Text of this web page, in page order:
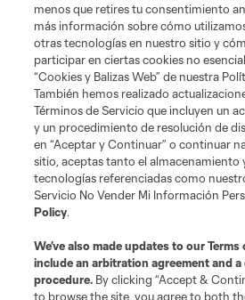
Terminos de servicio
Politica de privacidad
Do Not Sell or Share My Personal Information
©2026 MLS. The Major League Soccer and
registered trademarks of Major League Soccer,
and logos of MLS teams are registered and/
MLS or are used with the permission of their
is forbidden.
menos que retires tu consentimiento
más información sobre cómo
otras tecnologías en nuestro sitio y
participar en ciertas cookies no
“Cookies y Balizas Web” de nuestra
También hemos realizado
Términos de Servicio que incluyen un
y un procedimiento de resolución de
en “Aceptar y Continuar” o continuar
sitio, aceptas tanto el almacenamiento
tecnologías referenciadas como
Servicio No Vender Mi Información
Policy.
We’ve also made updates to ourTerms
include an arbitration agreement and
procedure. By clicking “Accept &
to browse the site, you agree to both